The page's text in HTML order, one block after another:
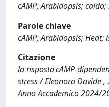
cAMP; Arabidopsis;
Parole chiave
cAMP; Arabidopsis; Heat;
Citazione
la risposta cAMP-
stress / Eleonora Davide ,
Anno Accademico 2024/